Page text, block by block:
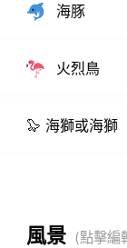
海豚
火烈鳥
🦭 海獅或海獅
風景